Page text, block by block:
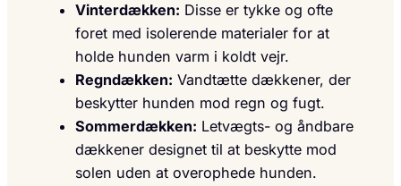
Vinterdækken: Disse er tykke og ofte
foret med isolerende materialer for at
holde hunden varm i koldt vejr.
Regndækken: Vandtætte dækkener, der
beskytter hunden mod regn og fugt.
Sommerdækken: Letvægts- og åndbare
dækkener designet til at beskytte mod
solen uden at overophede hunden.